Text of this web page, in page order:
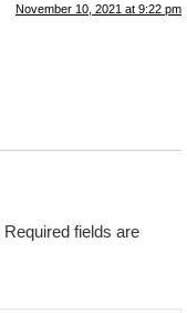
November 10, 2021 at 9:22 pm
Required fields are